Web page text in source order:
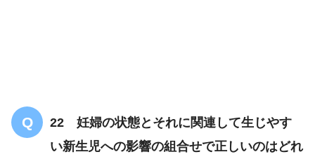
22 妊婦の状態とそれに関連して生じやす
い新生児への影響の組合せで正しいのはどれ